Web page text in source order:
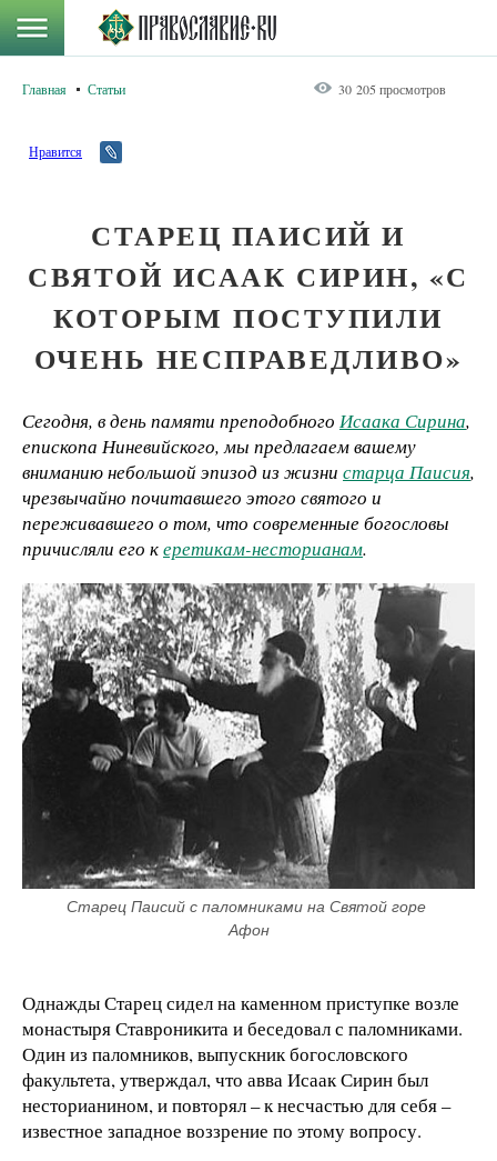
Главная Статьи 30 205 просмотров
Нравится
СТАРЕЦ ПАИСИЙ И
СВЯТОЙ ИСААК СИРИН, «С
КОТОРЫМ ПОСТУПИЛИ
ОЧЕНЬ НЕСПРАВЕДЛИВО»
Сегодня, в день памяти преподобного Исаака Сирина,
епископа Ниневийского, мы предлагаем вашему
вниманию небольшой эпизод из жизни старца Паисия,
чрезвычайно почитавшего этого святого и
переживавшего о том, что современные богословы
причисляли его керетикам-несторианам.
Старец Паисий с паломниками на Святой горе
Афон
Однажды Старец сидел на каменном приступке возле
монастыря Ставроникита и беседовал с паломниками.
Один из паломников, выпускник богословского
факультета, утверждал, что авва Исаак Сирин был
несторианином, и повторял – к несчастью для себя –
известное западное воззрение по этому вопросу.